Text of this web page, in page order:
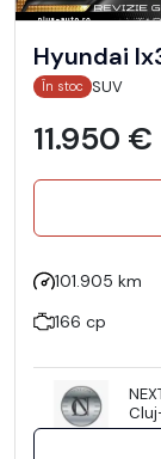
Hyundai
În stoc SUV
11.950 €
101.905 km
166 cp